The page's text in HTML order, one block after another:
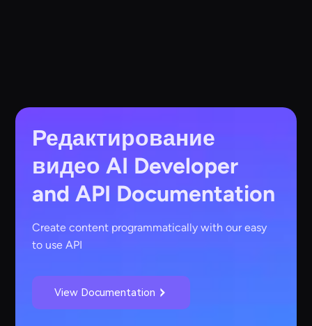
Редактирование
видео AI Developer
and API Documentation
Create content programmatically with our easy
to use API
View Documentation